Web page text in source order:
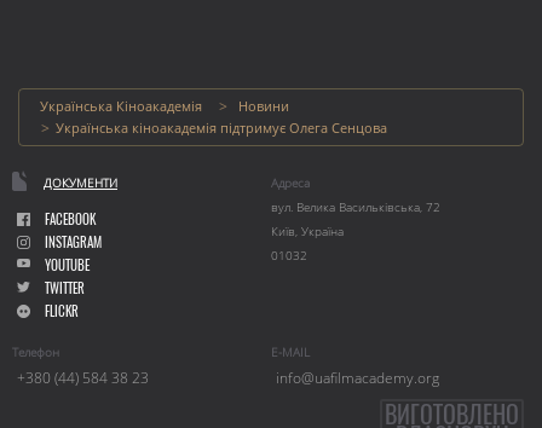
Українська Кіноакадемія
Новини
Українська кіноакадемія підтримує Олега Сенцова
ДОКУМЕНТИ
FACEBOOK
INSTAGRAM
YOUTUBE
TWITTER
FLICKR
Адреса
вул. Велика Васильківська, 72
Київ, Україна
01032
Телефон
+380 (44) 584 38 23
E-MAIL
info@uafilmacademy.org
ВИГОТОВЛЕНО